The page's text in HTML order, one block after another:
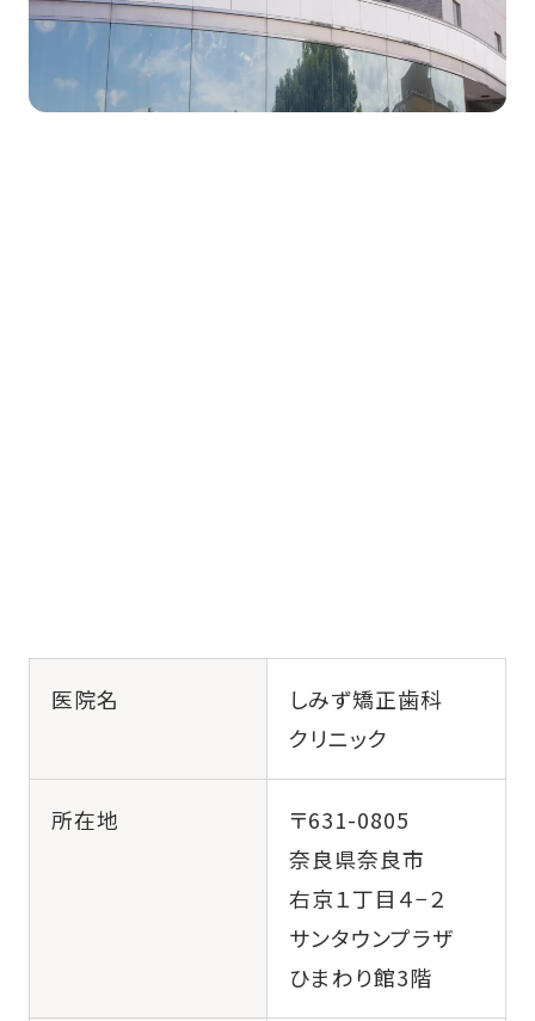
医院名
しみず矯正歯科
クリニック
所在地
〒631-0805
奈良県奈良市
右京１丁目４−２
サンタウンプラザ
ひまわり館3階